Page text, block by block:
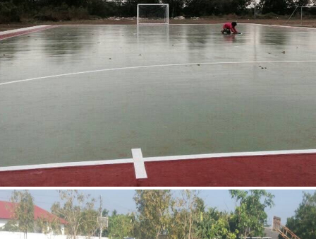
สนามเทศบาลตำบลดอนตูม นครปฐม